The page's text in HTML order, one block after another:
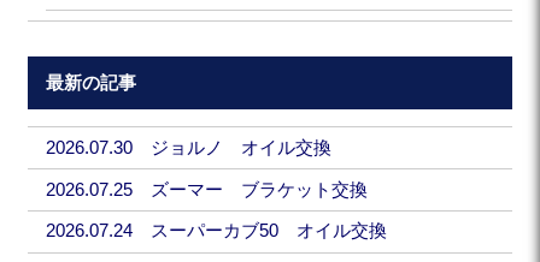
最新の記事
2026.07.30 ジョルノ オイル交換
2026.07.25 ズーマー ブラケット交換
2026.07.24 スーパーカブ50 オイル交換